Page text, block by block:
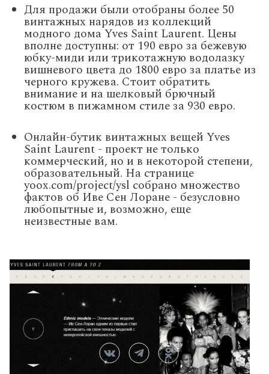
Для продажи были отобраны более 50
винтажных нарядов из коллекций
модного дома Yves Saint Laurent. Цены
вполне доступны: от 190 евро за бежевую
юбку-миди или трикотажную водолазку
вишневого цвета до 1800 евро за платье из
черного кружева. Стоит обратить
внимание и на шелковый брючный
костюм в пижамном стиле за 930 евро.
Онлайн-бутик винтажных вещей Yves
Saint Laurent - проект не только
коммерческий, но и в некоторой степени,
образовательный. На странице
yoox.com/project/ysl собрано множество
фактов об Иве Сен Лоране - безусловно
любопытные и, возможно, еще
неизвестные вам.